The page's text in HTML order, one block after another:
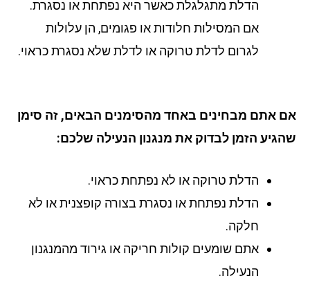
הדלת מתגלגלת כאשר היא נפתחת או נסגרת.
אם המסילות חלודות או פגומים, הן עלולות
לגרום לדלת טרוקה או לדלת שלא נסגרת כראוי.
אתם מבחינים באחד מהסימנים הבאים, זה סימן
הזמן לבדוק את מנגנון הנעילה שלכם:
הדלת טרוקה או לא נפתחת כראוי.
הדלת נפתחת או נסגרת בצורה קופצנית או לא
חלקה.
אתם שומעים קולות חריקה או גירוד מהמנגנון
הנעילה.